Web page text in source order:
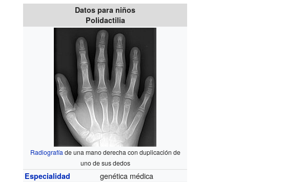
Datos para niños
Polidactilia
Radiografía de una mano derecha con duplicación de
uno de sus dedos
Especialidad genética médica